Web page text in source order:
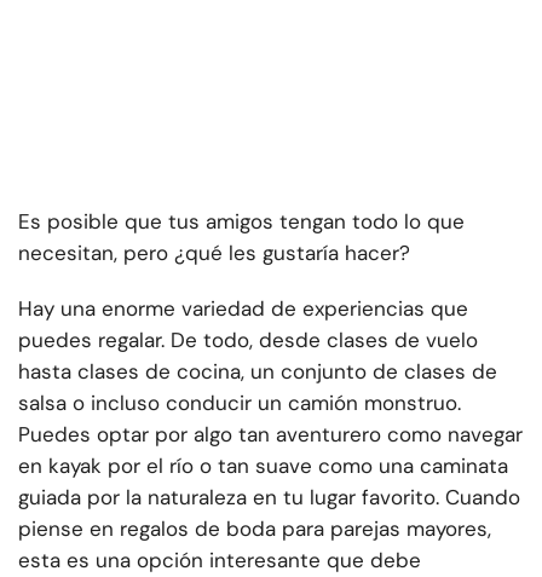
Es posible que tus amigos tengan todo lo que
necesitan, pero ¿qué les gustaría hacer?
Hay una enorme variedad de experiencias que
puedes regalar. De todo, desde clases de vuelo
hasta clases de cocina, un conjunto de clases de
salsa o incluso conducir un camión monstruo.
Puedes optar por algo tan aventurero como navegar
en kayak por el río o tan suave como una caminata
guiada por la naturaleza en tu lugar favorito. Cuando
piense en regalos de boda para parejas mayores,
esta es una opción interesante que debe